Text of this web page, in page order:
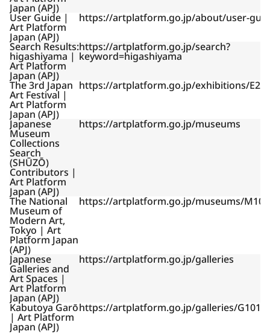
Japan (APJ)
User Guide |
Art Platform
Japan (APJ)
https://artplatform.go.jp/about/user-
Search Results:
higashiyama |
Art Platform
Japan (APJ)
https://artplatform.go.jp/search?
keyword=higashiyama
The 3rd Japan
Art Festival |
Art Platform
Japan (APJ)
https://artplatform.go.jp/exhibitions/
Japanese
Museum
Collections
Search
(SHŪZŌ)
Contributors |
Art Platform
Japan (APJ)
https://artplatform.go.jp/museums
The National
Museum of
Modern Art,
Tokyo | Art
Platform Japan
(APJ)
https://artplatform.go.jp/museums/
Japanese
Galleries and
Art Spaces |
Art Platform
Japan (APJ)
https://artplatform.go.jp/galleries
Kabutoya Garō
| Art Platform
Japan (APJ)
https://artplatform.go.jp/galleries/